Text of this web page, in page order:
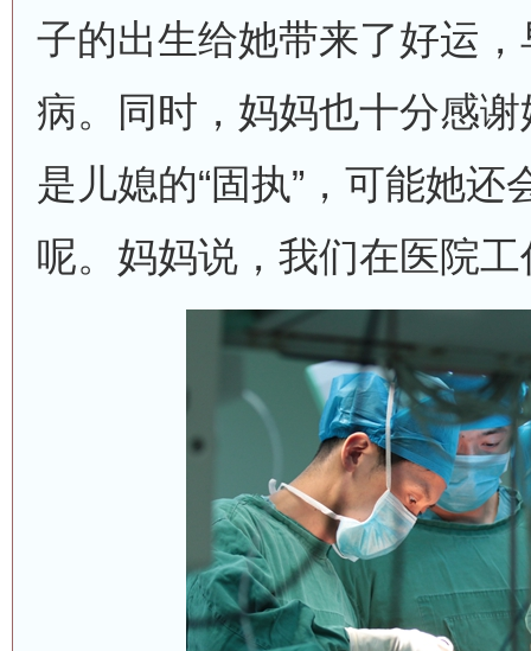
子的出生给她带来了好运
病。同时，妈妈也十分感
是儿媳的“固执”，可能她
呢。妈妈说，我们在医院